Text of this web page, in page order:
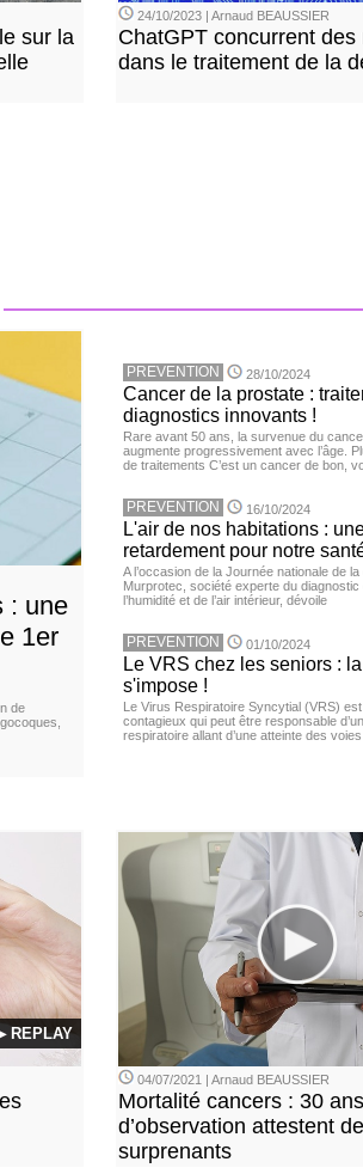
sur la
24/10/2023 | Arnaud BEAUSSIER
ChatGPT concurrent des
dans le traitement de la
: une
1er
de
PREVENTION 28/10/2024
Cancer de la prostate :
diagnostics innovants !
Rare avant 50 ans, la survenue du
augmente progressivement avec l’âge.
de traitements C’est un cancer de bon,
PREVENTION 16/10/2024
L'air de nos habitations :
retardement pour notre
A l’occasion de la Journée nationale de la
Murprotec, société experte du diagnostic
l’humidité et de l’air intérieur, dévoile
PREVENTION 01/10/2024
Le VRS chez les seniors :
s'impose !
Le Virus Respiratoire Syncytial (VRS)
contagieux qui peut être responsable
respiratoire allant d’une atteinte des
REPLAY
04/07/2021 | Arnaud BEAUSSIER
Mortalité cancers : 30 ans
d’observation attestent
surprenants